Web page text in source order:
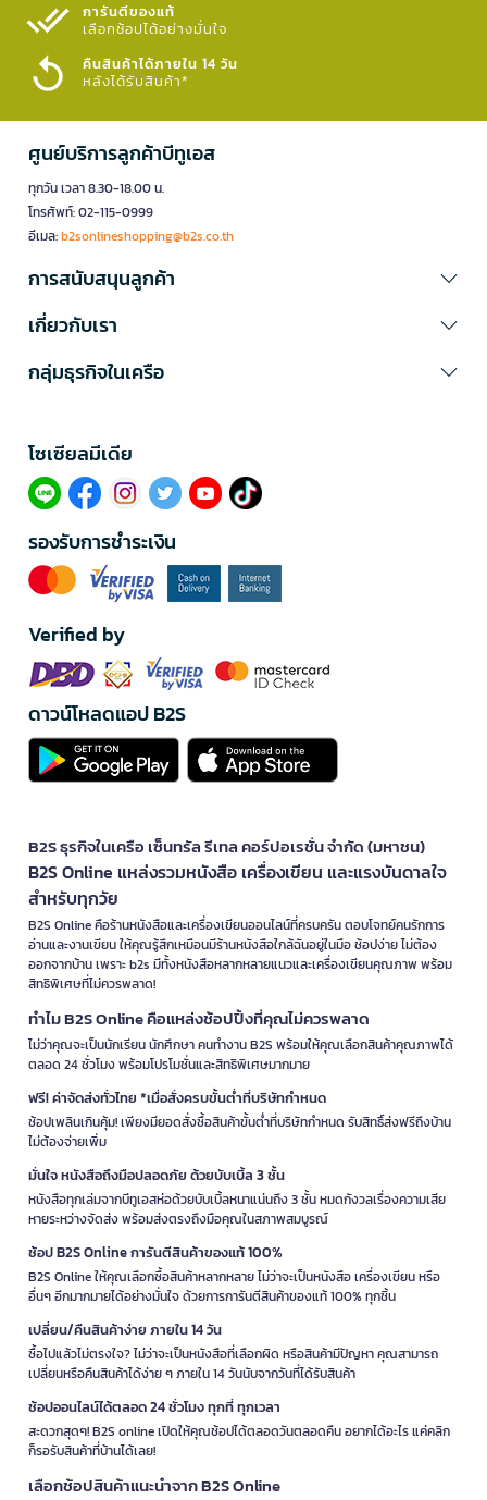
การันตีของแท้
เลือกช้อปได้อย่างมั่นใจ​
คืนสินค้าได้ภายใน 14 วัน
หลังได้รับสินค้า*
ศูนย์บริการลูกค้าบีทูเอส
ทุกวัน เวลา 8.30-18.00 น.
โทรศัพท์: 02-115-0999
อีเมล:b2sonlineshopping@b2s.co.th
การสนับสนุนลูกค้า
เกี่ยวกับเรา
กลุ่มธุรกิจในเครือ
โซเซียลมีเดีย​
รองรับการชำระเงิน
Verified by
ดาวน์โหลดแอป B2S
B2S ธุรกิจในเครือ เซ็นทรัล รีเทล คอร์ปอเรชั่น จำกัด (มหาชน)
B2S Online แหล่งรวมหนังสือ เครื่องเขียน และแรงบันดาลใจ
สำหรับทุกวัย
B2S Online คือร้านหนังสือและเครื่องเขียนออนไลน์ที่ครบครัน ตอบโจทย์คนรักการ
อ่านและงานเขียน ให้คุณรู้สึกเหมือนมีร้านหนังสือใกล้ฉันอยู่ในมือ ช้อปง่าย ไม่ต้อง
ออกจากบ้าน เพราะ b2s มีทั้งหนังสือหลากหลายแนวและเครื่องเขียนคุณภาพ พร้อม
สิทธิพิเศษที่ไม่ควรพลาด!
ทำไม B2S Online คือแหล่งช้อปปิ้งที่คุณไม่ควรพลาด
ไม่ว่าคุณจะเป็นนักเรียน นักศึกษา คนทำงาน B2S พร้อมให้คุณเลือกสินค้าคุณภาพได้
ตลอด 24 ชั่วโมง พร้อมโปรโมชั่นและสิทธิพิเศษมากมาย
ฟรี! ค่าจัดส่งทั่วไทย *เมื่อสั่งครบขั้นต่ำที่บริษัทกำหนด
ช้อปเพลินเกินคุ้ม! เพียงมียอดสั่งซื้อสินค้าขั้นต่ำที่บริษัทกำหนด รับสิทธิ์ส่งฟรีถึงบ้าน
ไม่ต้องจ่ายเพิ่ม
มั่นใจ หนังสือถึงมือปลอดภัย ด้วยบับเบิ้ล 3 ชั้น
หนังสือทุกเล่มจากบีทูเอสห่อด้วยบับเบิ้ลหนาแน่นถึง 3 ชั้น หมดกังวลเรื่องความเสีย
หายระหว่างจัดส่ง พร้อมส่งตรงถึงมือคุณในสภาพสมบูรณ์
ช้อป B2S Online การันตีสินค้าของแท้ 100%
B2S Online ให้คุณเลือกซื้อสินค้าหลากหลาย ไม่ว่าจะเป็นหนังสือ เครื่องเขียน หรือ
อื่นๆ อีกมากมายได้อย่างมั่นใจ ด้วยการการันตีสินค้าของแท้ 100% ทุกชิ้น
เปลี่ยน/คืนสินค้าง่าย ภายใน 14 วัน
ซื้อไปแล้วไม่ตรงใจ? ไม่ว่าจะเป็นหนังสือที่เลือกผิด หรือสินค้ามีปัญหา คุณสามารถ
เปลี่ยนหรือคืนสินค้าได้ง่าย ๆ ภายใน 14 วันนับจากวันที่ได้รับสินค้า
ช้อปออนไลน์ได้ตลอด 24 ชั่วโมง ทุกที่ ทุกเวลา
สะดวกสุดๆ! B2S online เปิดให้คุณช้อปได้ตลอดวันตลอดคืน อยากได้อะไร แค่คลิก
ก็รอรับสินค้าที่บ้านได้เลย!
เลือกช้อปสินค้าแนะนำจาก B2S Online